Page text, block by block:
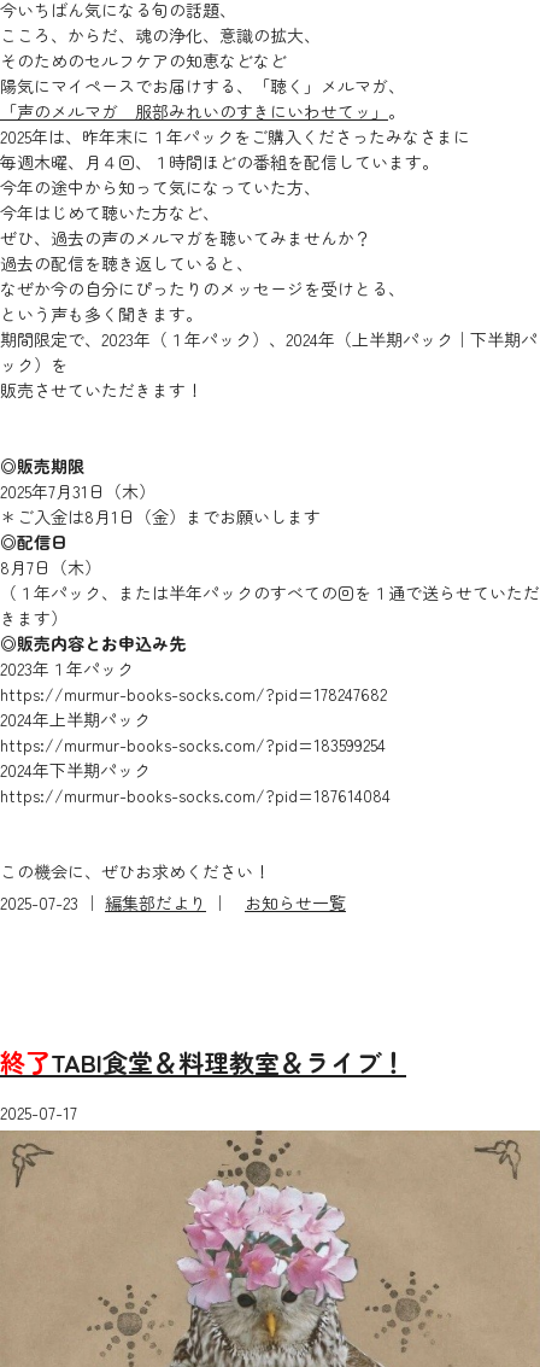
今いちばん気になる旬の話題、
こころ、からだ、魂の浄化、意識の拡大、
そのためのセルフケアの知恵などなど
陽気にマイペースでお届けする、「聴く」メルマガ、
「声のメルマガ 服部みれいのすきにいわせてッ」 。
2025年は、昨年末に１年パックをご購入くださったみなさまに
毎週木曜、月４回、１時間ほどの番組を配信しています。
今年の途中から知って気になっていた方、
今年はじめて聴いた方など、
ぜひ、過去の声のメルマガを聴いてみませんか？
過去の配信を聴き返していると、
なぜか今の自分にぴったりのメッセージを受けとる、
という声も多く聞きます。
期間限定で、2023年（１年パック）、2024年（上半期パック｜下半期パ
ック）を
販売させていただきます！
◎販売期限
2025年7月31日（木）
＊ご入金は8月1日（金）までお願いします
◎配信日
8月7日（木）
（１年パック、または半年パックのすべての回を１通で送らせていただ
きます）
◎販売内容とお申込み先
2023年１年パック
https://murmur-books-socks.com/?pid=178247682
2024年上半期パック
https://murmur-books-socks.com/?pid=183599254
2024年下半期パック
https://murmur-books-socks.com/?pid=187614084
この機会に、ぜひお求めください！
2025-07-23 ｜ 編集部だより ｜ お知らせ一覧
終了TABI食堂＆料理教室＆ライブ！
2025-07-17